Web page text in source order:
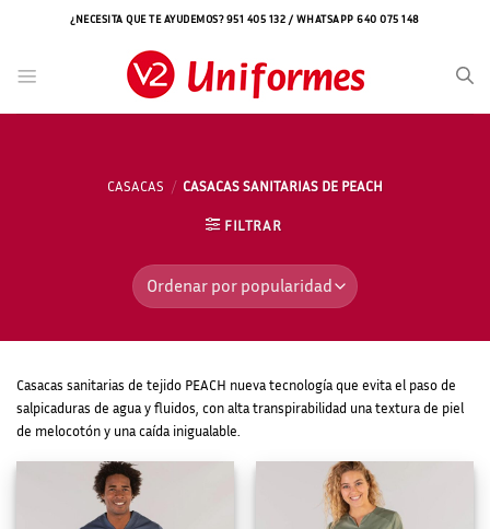
¿NECESITA QUE TE AYUDEMOS? 951 405 132 / WHATSAPP 640 075 148
CASACAS / CASACAS SANITARIAS DE PEACH
FILTRAR
Casacas sanitarias de tejido PEACH nueva tecnología que evita el paso de
salpicaduras de agua y fluidos, con alta transpirabilidad una textura de piel
de melocotón y una caída inigualable.